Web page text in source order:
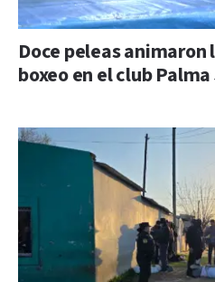
Doce peleas
boxeo en el club